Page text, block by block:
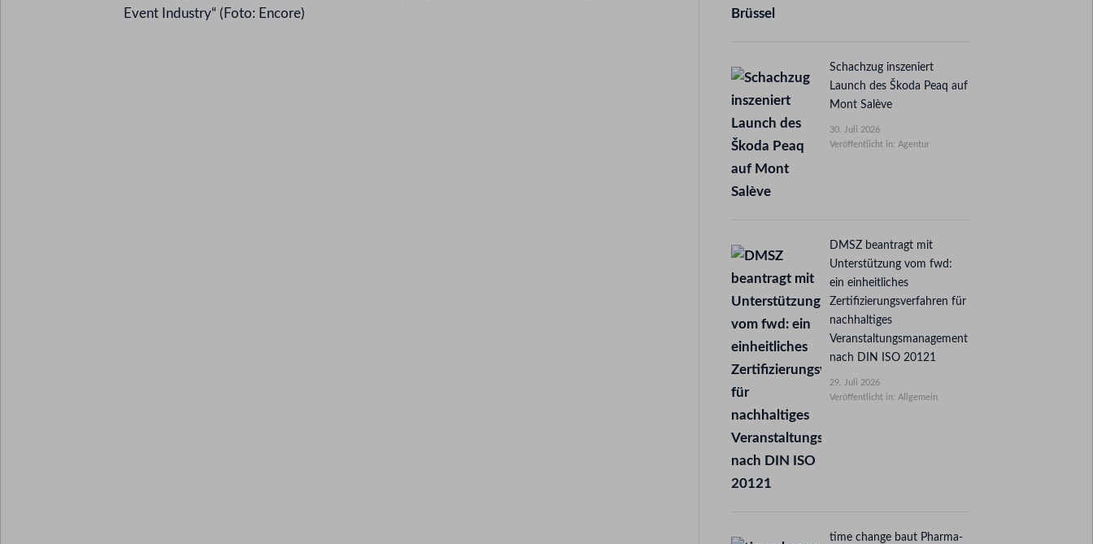
Event Industry“ (Foto: Encore)
Schachzug inszeniert
Launch des Škoda Peaq auf
Mont Salève
30. Juli 2026
Veröffentlicht in: Agentur
DMSZ beantragt mit
Unterstützung vom fwd:
ein einheitliches
Zertifizierungsverfahren für
nachhaltiges
Veranstaltungsmanagement
nach DIN ISO 20121
29. Juli 2026
Veröffentlicht in: Allgemein
time change baut Pharma-